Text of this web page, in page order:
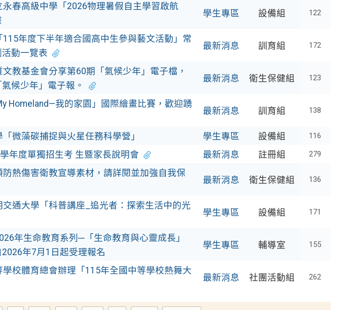
永春高級中學「2026物理暑假自主學習啟航
學生專區 設備組 122
年度下半年適合國高中生參與藝文活動」常
動一覽表
最新消息 訓育組 172
教基金會分享第60期「氣候少年」電子檔，
候少年」電子報。
最新消息 衛生保健組 123
Homeland—我的家園」國際繪畫比賽，歡迎踴
最新消息 訓育組 138
「微藻碳捕捉與火星任務科學營」 學生專區 設備組 116
年度單獨招生考 生暨家長說明會 最新消息 註冊組 279
熱傷害衛教宣導素材，請詳閱並加強自我保
最新消息 衛生保健組 136
交通大學「科普講座_追光者：探索生活中的光
學生專區 設備組 171
年生命教育系列─「生命教育與心靈成長」
年7月1日起受理報名
學生專區 輔導室 155
校體育總會辦理「115年全國中等學校熱舞大
最新消息 社團活動組 262